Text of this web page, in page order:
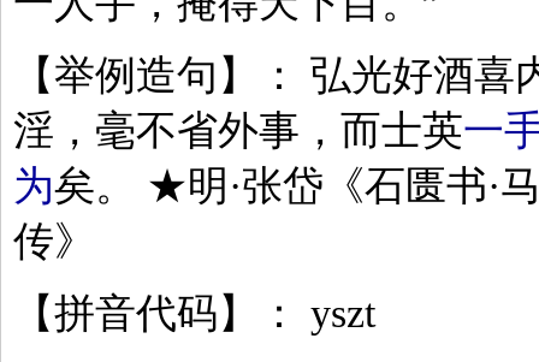
【举例造句】： 弘光好酒喜
淫，毫不省外事，而士英一
为矣。 ★明·张岱《石匮书·
传》
【拼音代码】： yszt